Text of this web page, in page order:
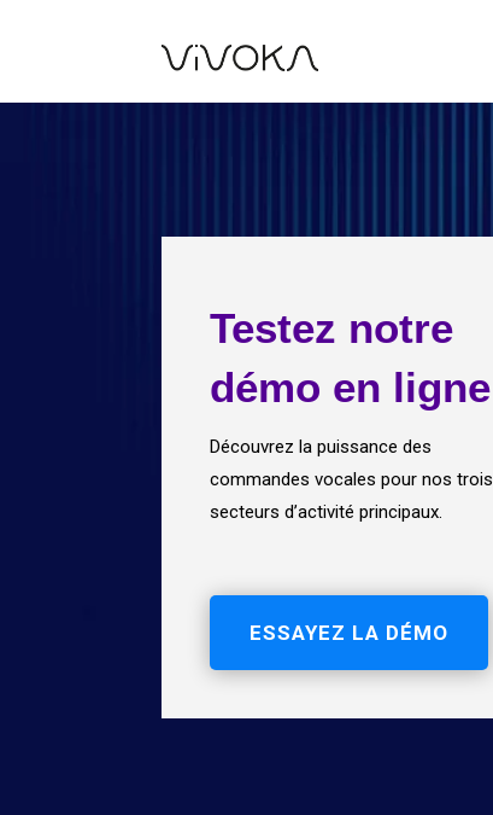
Testez notre
démo en ligne
​Découvrez la puissance des
commandes vocales pour nos trois
secteurs d’activité principaux.
ESSAYEZ LA DÉMO